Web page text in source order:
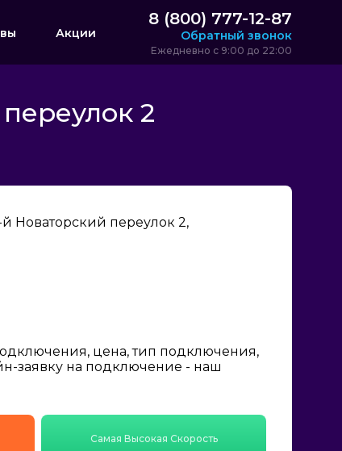
Акции
8 (800) 777-12-87
Обратный звонок
Ежедневно с 9:00 до 22:00
2
Новаторский переулок 2,
цена, тип подключения,
заявку на подключение - наш
Самая Высокая Скорость